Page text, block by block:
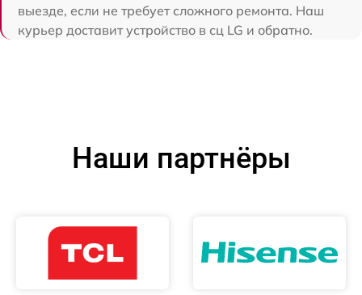
выезде, если не требует сложного ремонта. Наш
курьер доставит устройство в сц LG и обратно.
Наши партнёры